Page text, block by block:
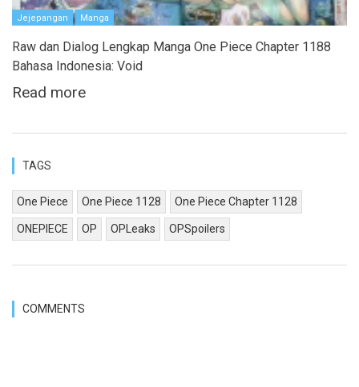
Jejepangan Manga
Raw dan Dialog Lengkap Manga One Piece Chapter 1188
Bahasa Indonesia: Void
Read more
TAGS
One Piece One Piece 1128 One Piece Chapter 1128
ONEPIECE OP OPLeaks OPSpoilers
COMMENTS